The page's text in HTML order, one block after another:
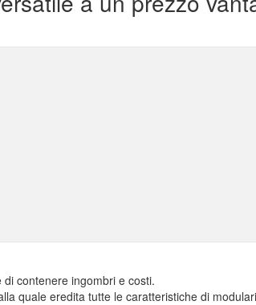
contenere ingombri e costi.
quale eredita tutte le caratteristiche di